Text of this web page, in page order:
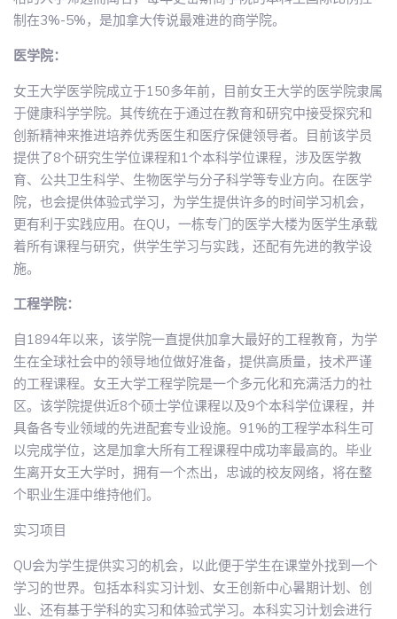
制在3%-5%，是加拿大传说最难进的商学院。
医学院：
女王大学医学院成立于150多年前，目前女王大学的医学院隶属
于健康科学学院。其传统在于通过在教育和研究中接受探究和
创新精神来推进培养优秀医生和医疗保健领导者。目前该学员
提供了8个研究生学位课程和1个本科学位课程，涉及医学教
育、公共卫生科学、生物医学与分子科学等专业方向。在医学
院，也会提供体验式学习，为学生提供许多的时间学习机会，
更有利于实践应用。在QU，一栋专门的医学大楼为医学生承载
着所有课程与研究，供学生学习与实践，还配有先进的教学设
施。
工程学院：
自1894年以来，该学院一直提供加拿大最好的工程教育，为学
生在全球社会中的领导地位做好准备，提供高质量，技术严谨
的工程课程。女王大学工程学院是一个多元化和充满活力的社
区。该学院提供近8个硕士学位课程以及9个本科学位课程，并
具备各专业领域的先进配套专业设施。91%的工程学本科生可
以完成学位，这是加拿大所有工程课程中成功率最高的。毕业
生离开女王大学时，拥有一个杰出，忠诚的校友网络，将在整
个职业生涯中维持他们。
实习项目
QU会为学生提供实习的机会，以此便于学生在课堂外找到一个
学习的世界。包括本科实习计划、女王创新中心暑期计划、创
业、还有基于学科的实习和体验式学习。本科实习计划会进行